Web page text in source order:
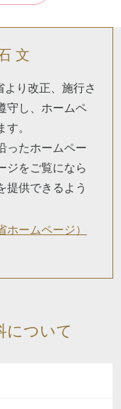
文
り改正、施行さ
守し、ホームペ
。
ったホームペー
ジをご覧になら
提供できるよう
ームページ）
について